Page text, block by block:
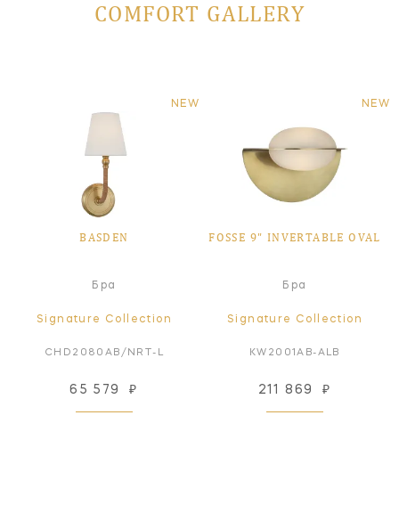
COMFORT GALLERY
NEW
BASDEN
Бра
Signature Collection
CHD2080AB/NRT-L
65 579 ₽
NEW
FOSSE 9" INVERTABLE OVAL
Бра
Signature Collection
KW2001AB-ALB
211 869 ₽